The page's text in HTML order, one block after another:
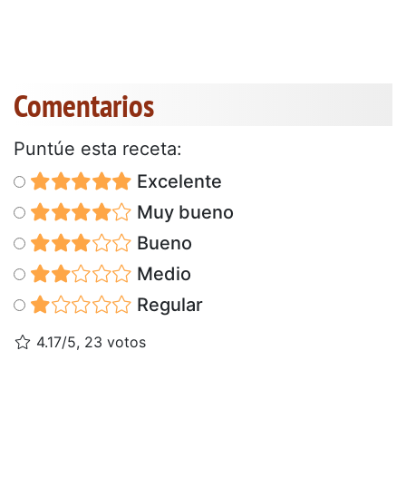
Comentarios
Puntúe esta receta:
Excelente
Muy bueno
Bueno
Medio
Regular
4.17/5, 23 votos